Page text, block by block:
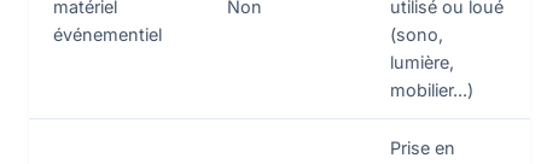
matériel
événementiel
Non
utilisé ou loué
(sono,
lumière,
mobilier...)
Prise en